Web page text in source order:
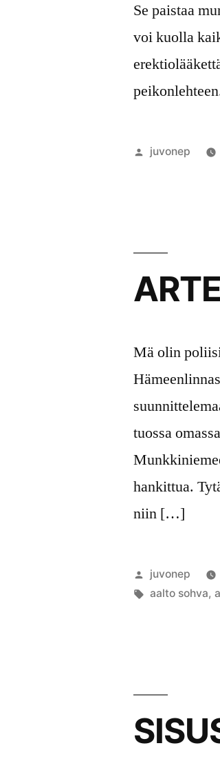
Se paistaa
voi kuolla
Artikkelin
juvonep
Mä olin
tuossa
hankittua.
niin […]
Artikkelin
julkaisija
juvonep
Avainsanat:
aalto sohva,